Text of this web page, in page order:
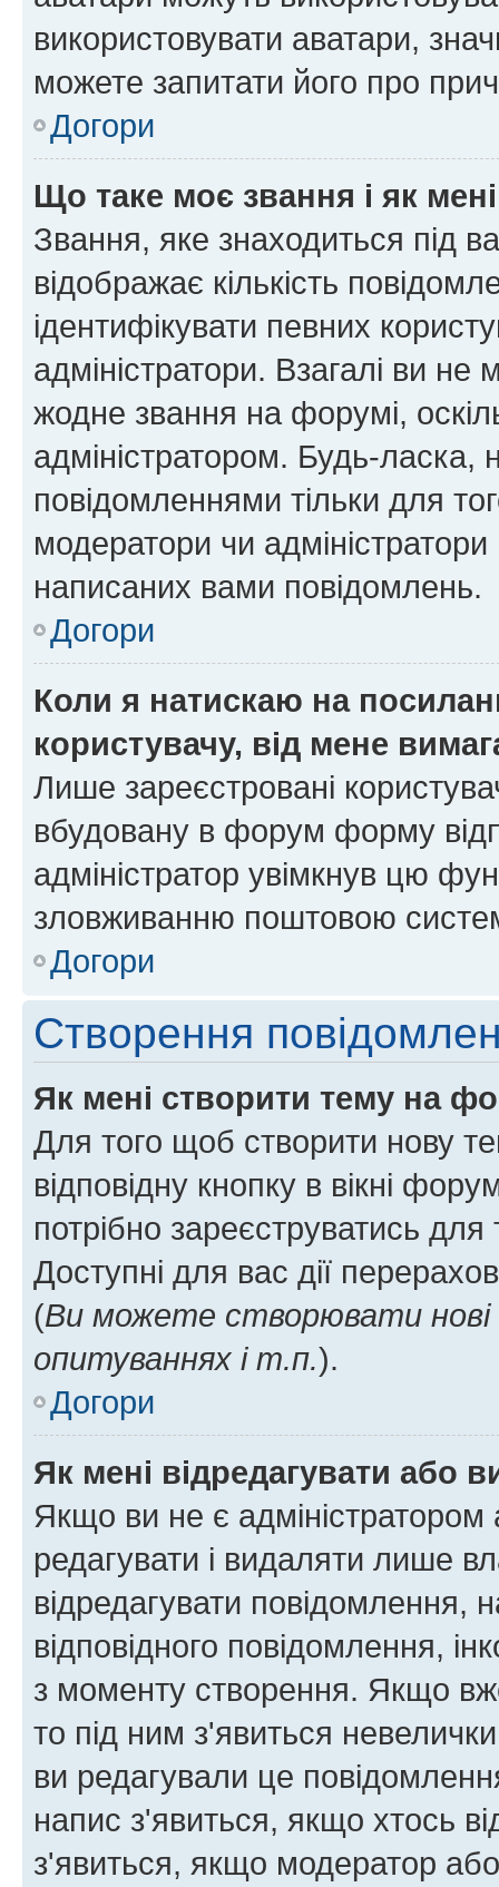
використовувати аватари,
можете запитати його про
Догори
Що таке моє звання і як
Звання, яке знаходиться під
відображає кількість
ідентифікувати певних
адміністратори. Взагалі ви
жодне звання на форумі,
адміністратором. Будь-
повідомленнями тільки для
модератори чи
написаних вами повідомлень.
Догори
Коли я натискаю на
користувачу, від мене
Лише зареєстровані
вбудовану в форум форму
адміністратор увімкнув цю
зловживанню поштовою
Догори
Створення
Як мені створити тему на
Для того щоб створити нову
відповідну кнопку в вікні
потрібно зареєструватись
Доступні для вас дії
(Ви можете створювати
опитуваннях і т.п.).
Догори
Як мені відредагувати або
Якщо ви не є
редагувати і видаляти лише
відредагувати повідомлення,
відповідного повідомлення,
з моменту створення. Якщо
то під ним з'явиться
ви редагували це
напис з'явиться, якщо хтось
з'явиться, якщо модератор